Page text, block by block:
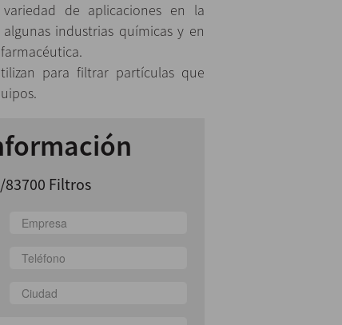
de aplicaciones en la
industrias químicas y en
para filtrar partículas que
83700 Filtros